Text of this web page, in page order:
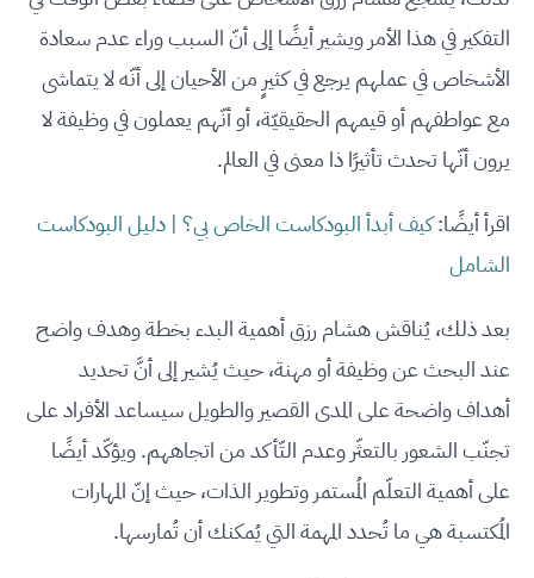
التفكير في هذا الأمر ويشير أيضًا إلى أنّ السبب وراء عدم سعادة
الأشخاص في عملهم يرجع في كثيرٍ من الأحيان إلى أنّه لا يتماشى
مع عواطفهم أو قيمهم الحقيقيّة، أو أنّهم يعملون في وظيفة لا
يرون أنّها تحدث تأثيرًا ذا معنى في العالم.
اقرأ أيضًا:كيف أبدأ البودكاست الخاص بي؟ | دليل البودكاست
الشامل
بعد ذلك، يُناقش هشام رزق أهمية البدء بخطة وهدف واضح
عند البحث عن وظيفة أو مهنة، حيث يُشير إلى أنَّ تحديد
أهداف واضحة على المدى القصير والطويل سيساعد الأفراد على
تجنّب الشعور بالتعثّر وعدم التّأكد من اتجاههم. ويؤكّد أيضًا
على أهمية التعلّم المُستمر وتطوير الذات، حيث إنّ المهارات
المُكتسبة هي ما تُحدد المهمة التي يُمكنك أن تُمارسها.